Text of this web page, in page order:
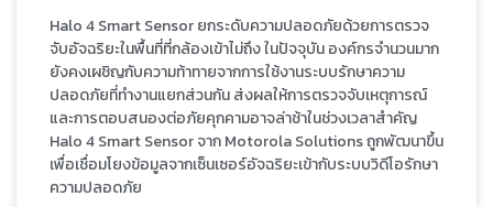
Halo 4 Smart Sensor ยกระดับความปลอดภัยด้วยการตรวจ
จับอัจฉริยะในพื้นที่ที่กล้องเข้าไม่ถึง ในปัจจุบัน องค์กรจำนวนมาก
ยังคงเผชิญกับความท้าทายจากการใช้งานระบบรักษาความ
ปลอดภัยที่ทำงานแยกส่วนกัน ส่งผลให้การตรวจจับเหตุการณ์
และการตอบสนองต่อภัยคุกคามอาจล่าช้าในช่วงเวลาสำคัญ
Halo 4 Smart Sensor จาก Motorola Solutions ถูกพัฒนาขึ้น
เพื่อเชื่อมโยงข้อมูลจากเซ็นเซอร์อัจฉริยะเข้ากับระบบวิดีโอรักษา
ความปลอดภัย